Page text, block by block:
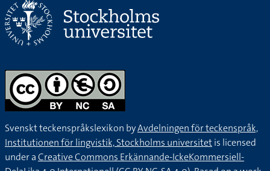
Svenskt teckenspråkslexikon byAvdelningen för teckenspråk,
Institutionen för lingvistik, Stockholms universitetis licensed
under aCreative Commons Erkännande-IckeKommersiell-